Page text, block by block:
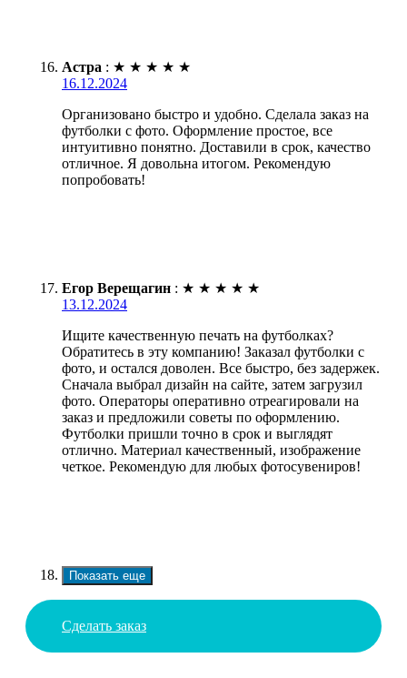
Астра : ★ ★ ★ ★ ★
16.12.2024
Организовано быстро и удобно. Сделала заказ на
футболки с фото. Оформление простое, все
интуитивно понятно. Доставили в срок, качество
отличное. Я довольна итогом. Рекомендую
попробовать!
Егор Верещагин : ★ ★ ★ ★ ★
13.12.2024
Ищите качественную печать на футболках?
Обратитесь в эту компанию! Заказал футболки с
фото, и остался доволен. Все быстро, без задержек.
Сначала выбрал дизайн на сайте, затем загрузил
фото. Операторы оперативно отреагировали на
заказ и предложили советы по оформлению.
Футболки пришли точно в срок и выглядят
отлично. Материал качественный, изображение
четкое. Рекомендую для любых фотосувениров!
Показать еще
Сделать заказ